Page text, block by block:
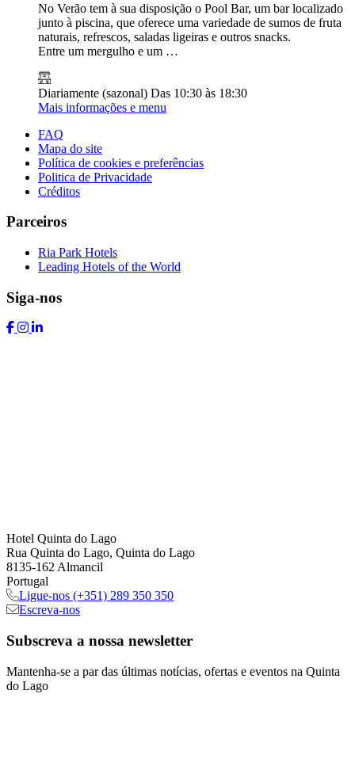
No Verão tem à sua disposição o Pool Bar, um bar localizado
junto à piscina, que oferece uma variedade de sumos de fruta
naturais, refrescos, saladas ligeiras e outros snacks.
Entre um mergulho e um …
Diariamente (sazonal) Das 10:30 às 18:30
Mais informações e menu
FAQ
Mapa do site
Política de cookies e preferências
Politica de Privacidade
Créditos
Parceiros
Ria Park Hotels
Leading Hotels of the World
Siga-nos
Hotel Quinta do Lago
Rua Quinta do Lago, Quinta do Lago
8135-162 Almancil
Portugal
Ligue-nos (+351) 289 350 350
Escreva-nos
Subscreva a nossa newsletter
Mantenha-se a par das últimas notícias, ofertas e eventos na Quinta
do Lago